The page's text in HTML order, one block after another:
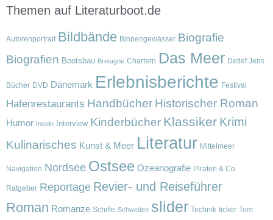
Themen auf Literaturboot.de
Autorenportrait Bildbände Binnengewässer Biografie
Biografien Bootsbau Bretagne Chartern Das Meer Detlef Jens
Bücher DVD Dänemark Erlebnisberichte Festival
Hafenrestaurants Handbücher Historischer Roman
Humor Inseln Interview Kinderbücher Klassiker Krimi
Kulinarisches Kunst & Meer Literatur Mittelmeer
Navigation Nordsee Ostsee Ozeanografie Piraten & Co
Ratgeber Reportage Revier- und Reiseführer
Roman Romanze Schiffe Schweden slider Technik ticker Tom